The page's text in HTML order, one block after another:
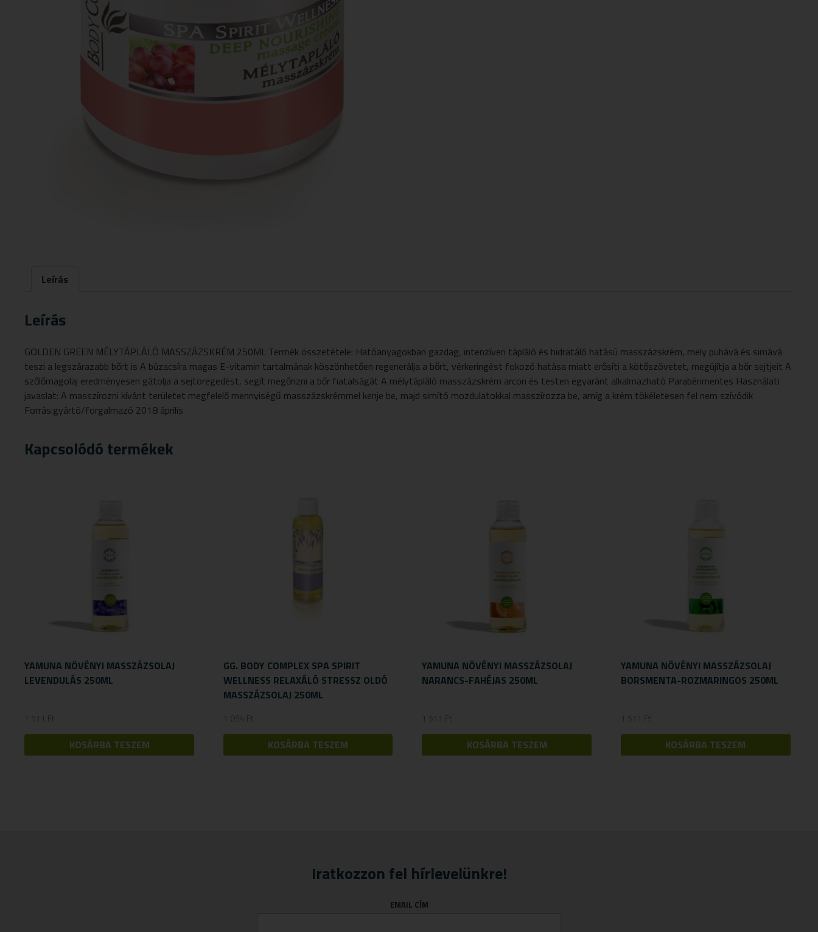
Leírás
Leírás
GOLDEN GREEN MÉLYTÁPLÁLÓ MASSZÁZSKRÉM 250ML Termék összetétele: Hatóanyagokban gazdag, intenzíven tápláló és hidratáló hatású masszázskrém, mely puhává és simává
teszi a legszárazabb bőrt is A búzacsíra magas E-vitamin tartalmának köszönhetően regenerálja a bőrt, vérkeringést fokozó hatása miatt erősíti a kötőszövetet, megújítja a bőr sejtjeit A
szőlőmagolaj eredményesen gátolja a sejtöregedést, segít megőrizni a bőr fiatalságát A mélytápláló masszázskrém arcon és testen egyaránt alkalmazható Parabénmentes Használati
javaslat: A masszírozni kívánt területet megfelelő mennyiségű masszázskrémmel kenje be, majd simító mozdulatokkal masszírozza be, amíg a krém tökéletesen fel nem szívódik
Forrás:gyártó/forgalmazó 2018 április
Kapcsolódó termékek
YAMUNA NÖVÉNYI MASSZÁZSOLAJ
LEVENDULÁS 250ML
1 511 Ft
KOSÁRBA TESZEM
GG. BODY COMPLEX SPA SPIRIT
WELLNESS RELAXÁLÓ STRESSZ OLDÓ
MASSZÁZSOLAJ 250ML
1 094 Ft
KOSÁRBA TESZEM
YAMUNA NÖVÉNYI MASSZÁZSOLAJ
NARANCS-FAHÉJAS 250ML
1 511 Ft
KOSÁRBA TESZEM
YAMUNA NÖVÉNYI MASSZÁZSOLAJ
BORSMENTA-ROZMARINGOS 250ML
1 511 Ft
KOSÁRBA TESZEM
Iratkozzon fel hírlevelünkre!
EMAIL CÍM